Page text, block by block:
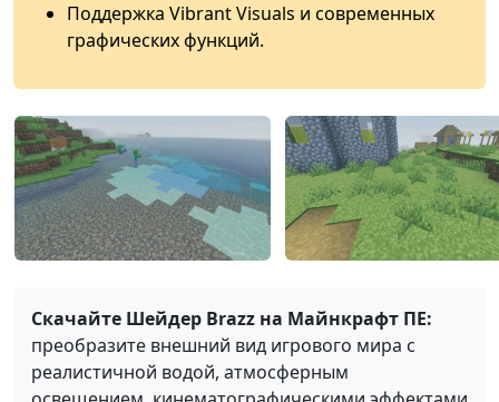
Поддержка Vibrant Visuals и современных
графических функций.
Скачайте Шейдер Brazz на Майнкрафт ПЕ:
преобразите внешний вид игрового мира с
реалистичной водой, атмосферным